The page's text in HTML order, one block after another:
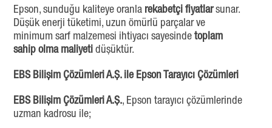
Epson, sunduğu kaliteye oranla rekabetçi fiyatlarsunar.
Düşük enerji tüketimi, uzun ömürlü parçalar ve
minimum sarf malzemesi ihtiyacı sayesindetoplam
sahip olma maliyeti düşüktür.
EBS Bilişim Çözümleri A.Ş. ile Epson Tarayıcı Çözümleri
EBS Bilişim Çözümleri A.Ş., Epson tarayıcı çözümlerinde
uzman kadrosu ile;